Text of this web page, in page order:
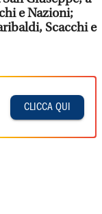
e Nazioni;
Scacchi e
CLICCA QUI